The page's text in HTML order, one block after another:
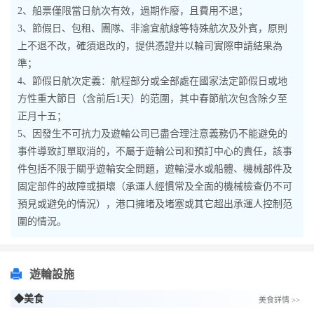
2、船票僅限當日航次有效，過期作廢，且費用不退；
3、節假日、包租、團隊、非渝宜航線等特殊航次及外賓，原則
上不退不改，確須退改的，提供憑證并以輪司實際申請結果為
準；
4、節假日航次定義：航程部分或全部處在國家法定節假日或地
方性重大節日（含前后1天）的范圍，其中春節航次包含除夕至
正月十五；
5、因發生不可抗力及遊輪公司已盡合理注意義務仍不能避免的
事件導致訂單取消的，不屬于遊輪公司和預訂中心的責任，該事
件包括不限于關乎遊輪安全問題，遊輪浸水或船體、機械部件及
固定部件的故障或損壞（承運人經慣常及全面的機械檢查仍不可
預見或避免的情況），港口擁堵及堵塞或其它超出承運人控制范
圍的情況。
遊輪設施
◆美食 美食詳情 >>